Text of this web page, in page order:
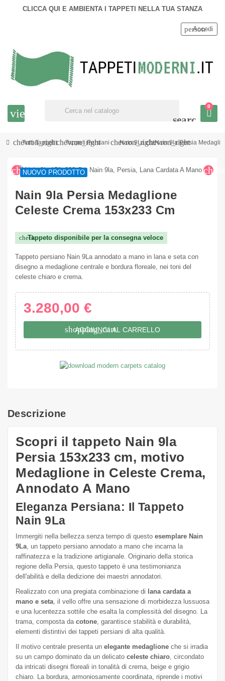
CLICCA QUI E AMBIENTA I TAPPETI NELLA TUA STANZA
view_headline search
person
Accedi
0
chevron_right
Tutti Tappeti chevron_right
Tappeti Persiani chevron_right
Nain 9Lachevron_right
Nain 9la Persia
chevron_left
NUOVO PRODOTTO
Nain 9la Persia Medaglione
Celeste Crema 153x233 Cm
check
Tappeto disponibile per la consegna veloce
Tappeto persiano Nain 9La annodato a mano in lana e seta con
disegno a medaglione centrale e bordura floreale, nei toni del
celeste chiaro e crema.
3.280,00 €
shopping_cart
AGGIUNGI AL CARRELLO
Descrizione
Scopri il tappeto Nain 9la
Persia 153x233 cm, motivo
Medaglione in Celeste Crema,
Annodato A Mano
Eleganza Persiana: Il Tappeto
Nain 9La
Immergiti nella bellezza senza tempo di questo esemplare Nain
9La , un tappeto persiano annodato a mano che incarna la
raffinatezza e la tradizione artigianale. Originario della storica
regione della Persia, questo tappeto è una testimonianza
dell'abilità e della dedizione dei maestri annodatori.
Realizzato con una pregiata combinazione di lana cardata a
mano e seta , il vello offre una sensazione di morbidezza lussuosa
e una lucentezza sottile che esalta la complessità del disegno. La
trama, composta da cotone , garantisce stabilità e durabilità,
elementi distintivi dei tappeti persiani di alta qualità.
Il motivo centrale presenta un elegante medaglione che si irradia
su un campo dominato da un delicato celeste chiaro , circondato
da intricati disegni floreali in tonalità di crema, beige e grigio
chiaro. La bordura, armoniosamente coordinata, riprende i motivi